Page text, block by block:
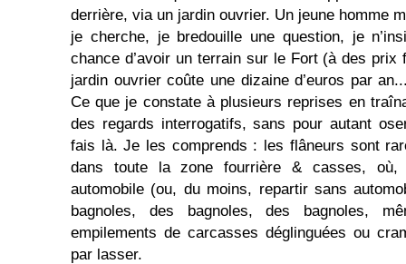
derrière, via un jardin ouvrier. Un jeune homme
je cherche, je bredouille une question, je
chance d’avoir un terrain sur le Fort (à des prix
jardin ouvrier coûte une dizaine d’euros par
Ce que je constate à plusieurs reprises en
des regards interrogatifs, sans pour autant
fais là. Je les comprends : les flâneurs sont
dans toute la zone fourrière & casses, où,
automobile (ou, du moins, repartir sans
bagnoles, des bagnoles, des bagnoles,
empilements de carcasses déglinguées ou
par lasser.